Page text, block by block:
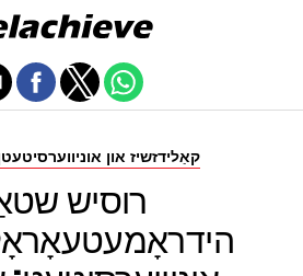
קאַלידזשיז און
רוסיש